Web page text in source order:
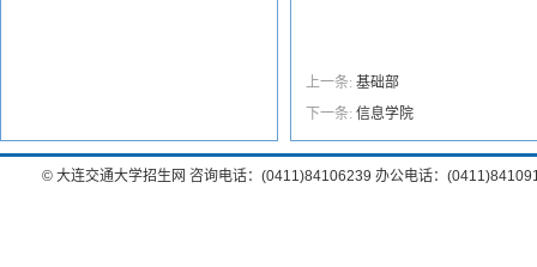
上一条: 基础部
下一条: 信息学院
© 大连交通大学招生网 咨询电话：(0411)84106239 办公电话：